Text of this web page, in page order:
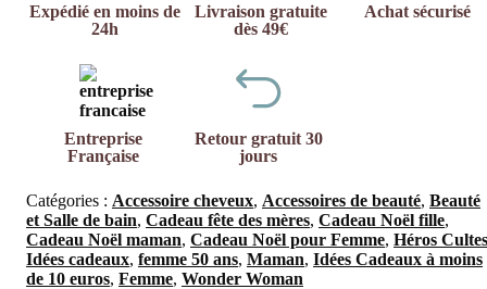
Expédié en moins de
24h
Livraison gratuite
dès 49€
Achat sécurisé
Entreprise
Française
Retour gratuit 30
jours
Catégories : Accessoire cheveux, Accessoires de beauté, Beauté
et Salle de bain, Cadeau fête des mères, Cadeau Noël fille,
Cadeau Noël maman, Cadeau Noël pour Femme, Héros Cultes
Idées cadeaux, femme 50 ans, Maman, Idées Cadeaux à moins
de 10 euros, Femme, Wonder Woman